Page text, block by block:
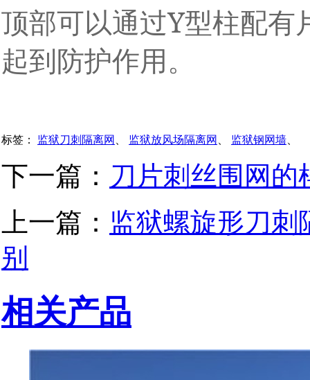
顶部可以通过Y型柱配有
起到防护作用。
标签： 监狱刀刺隔离网 监狱放风场隔离网 监狱钢网墙
下一篇： 刀片刺丝围网的
上一篇： 监狱螺旋形刀刺
别
相关产品